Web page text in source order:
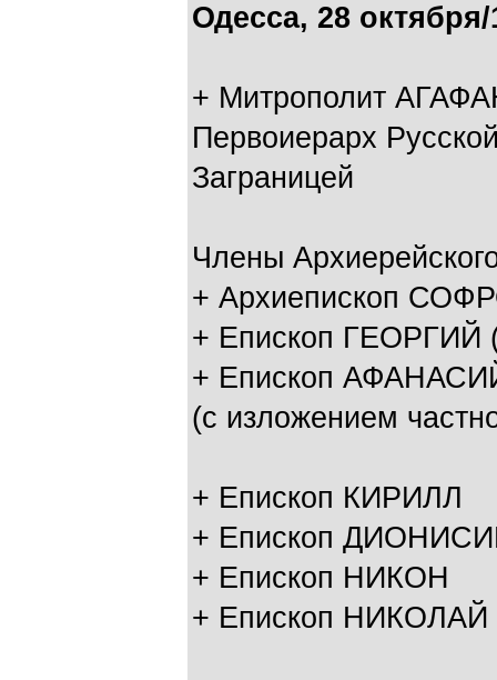
Одесса, 28
+ Митрополит
Первоиерарх
Заграницей
Члены
+ Архиепископ
+ Епископ ГЕОРГИЙ
+ Епископ
(с изложением
+ Епископ КИРИЛЛ
+ Епископ
+ Епископ НИКОН
+ Епископ НИКОЛАЙ